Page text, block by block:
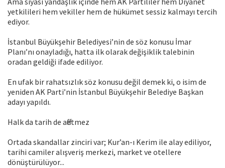
yetkilileri hem vekiller hem de hükümet sessiz kalmayı tercih
ediyor.
İstanbul Büyükşehir Belediyesi’nin de söz konusu İmar
Planı’nı onayladığı, hatta ilk olarak değişiklik talebinin
oradan geldiği ifade ediliyor.
En ufak bir rahatsızlık söz konusu değil demek ki, o isim de
yeniden AK Parti’nin İstanbul Büyükşehir Belediye Başkan
adayı yapıldı.
Halk da tarih de affetmez
Ortada skandallar zinciri var; Kur’an-ı Kerim ile alay ediliyor,
tarihi camiler alışveriş merkezi, market ve otellere
dönüştürülüyor...